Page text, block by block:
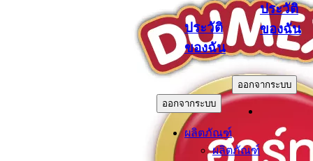
ประวัติ
ของฉัน
.
ออกจากระบบ
ผลิตภัณฑ์
ผลิตภัณฑ์
ประวัติ
ของฉัน
.
ออกจากระบบ